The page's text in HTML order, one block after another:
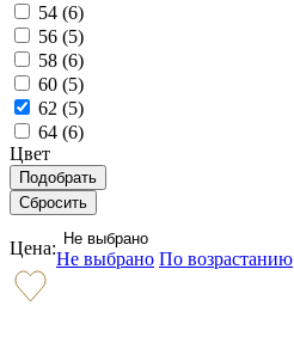
54 (6)
56 (5)
58 (6)
60 (5)
62 (5)
64 (6)
Цвет
Цена: Не выбрано
Не выбрано По возрастанию